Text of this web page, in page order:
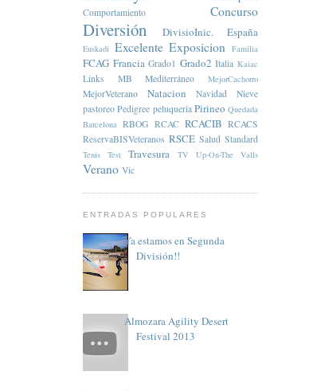
Comportamiento Concurso
Diversión DivisioInic. España
Euskadi Excelente Exposicion Familia
FCAG Francia Grado1 Grado2 Italia Kaiac
Links MB Mediterráneo MejorCachorro
MejorVeterano Natacion Navidad
Nieve
pastoreo Pedigree peluqueria Pirineo Quedada
Barcelona RBOG RCAC RCACIB RCACS
ReservaBISVeteranos RSCE Salud Standard
Tenis Test Travesura TV Up-On-The Valls
Verano Vic
ENTRADAS POPULARES
Ya estamos en Segunda
División!!
Almozara Agility Desert
Festival 2013